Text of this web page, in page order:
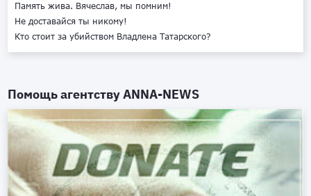
Память жива. Вячеслав, мы помним!
Не доставайся ты никому!
Кто стоит за убийством Владлена Татарского?
Помощь агентствуANNA-NEWS